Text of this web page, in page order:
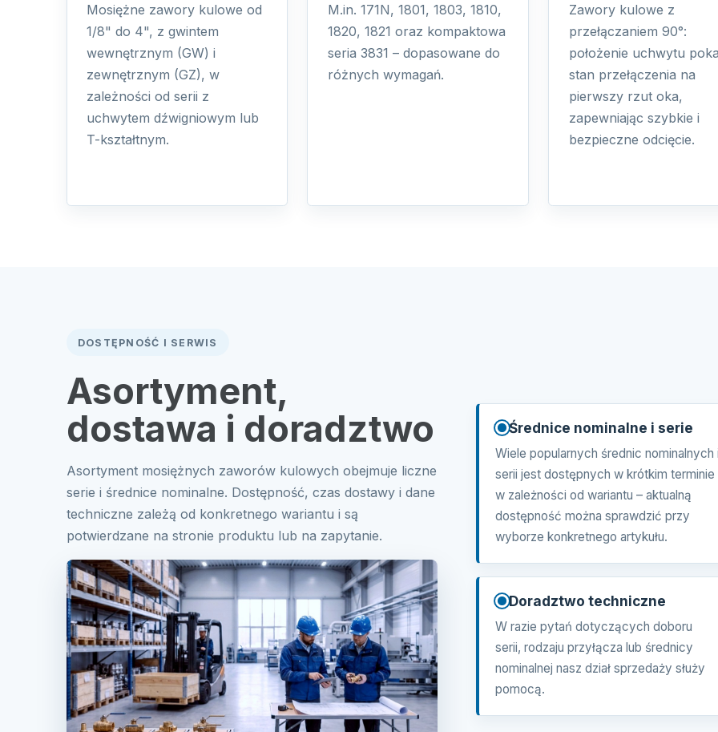
Mosiężne zawory kulowe od
1/8" do 4", z gwintem
wewnętrznym (GW) i
zewnętrznym (GZ), w
zależności od serii z
uchwytem dźwigniowym lub
T-kształtnym.
M.in. 171N, 1801, 1803, 1810,
1820, 1821 oraz kompaktowa
seria 3831 – dopasowane do
różnych wymagań.
Zawory kulowe z
przełączaniem 90°:
położenie uchwytu
stan przełączenia na
pierwszy rzut oka,
zapewniając szybkie i
bezpieczne odcięcie.
DOSTĘPNOŚĆ I SERWIS
Asortyment,
dostawa i doradztwo
Asortyment mosiężnych zaworów kulowych obejmuje liczne
serie i średnice nominalne. Dostępność, czas dostawy i dane
techniczne zależą od konkretnego wariantu i są
potwierdzane na stronie produktu lub na zapytanie.
Średnice nominalne i serie
Wiele popularnych średnic nominalnych
serii jest dostępnych w krótkim terminie
w zależności od wariantu – aktualną
dostępność można sprawdzić przy
wyborze konkretnego artykułu.
Doradztwo techniczne
W razie pytań dotyczących doboru
serii, rodzaju przyłącza lub średnicy
nominalnej nasz dział sprzedaży służy
pomocą.